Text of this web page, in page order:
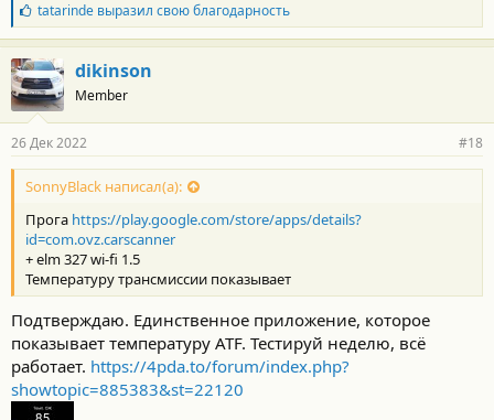
Б
л
а
г
о
д
а
н
о
с
и
:
tatarindeвыразил свою благодарность
dikinson
Member
26 Дек 2022 #18
SonnyBlack написал(а):
Прога https://play.google.com/store/apps/details?
id=com.ovz.carscanner
+ elm 327 wi-fi 1.5
Температуру трансмиссии показывает
Подтверждаю. Единственное приложение, которое
показывает температуру ATF. Тестируй неделю, всё
работает. https://4pda.to/forum/index.php?
showtopic=885383&st=22120